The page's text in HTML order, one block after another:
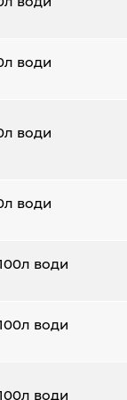
води
води
води
води
води
води